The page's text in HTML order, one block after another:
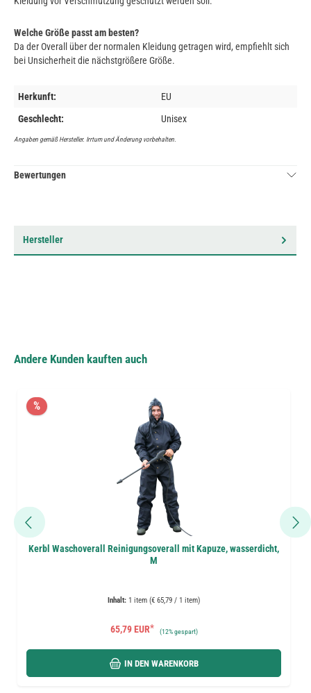
Welche Größe passt am besten?
Da der Overall über der normalen Kleidung getragen wird, empfiehlt sich
bei Unsicherheit die nächstgrößere Größe.
Herkunft:
EU
Geschlecht:
Unisex
Angaben gemäß Hersteller. Irrtum und Änderung vorbehalten.
Bewertungen
Hersteller
Andere Kunden kauften auch
%
Kerbl Waschoverall Reinigungsoverall mit Kapuze, wasserdicht,
M
Inhalt: 1 item (€ 65,79 / 1 item)
65,79 EUR* (12%gespart)
IN DEN WARENKORB